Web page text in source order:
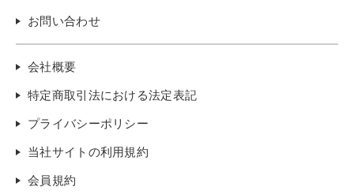
お問い合わせ
会社概要
特定商取引法における法定表記
プライバシーポリシー
当社サイトの利用規約
会員規約